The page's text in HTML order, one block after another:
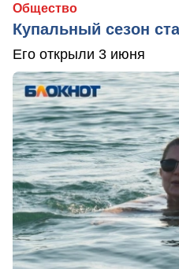
Общество
Купальный сезон
Его открыли 3 июня